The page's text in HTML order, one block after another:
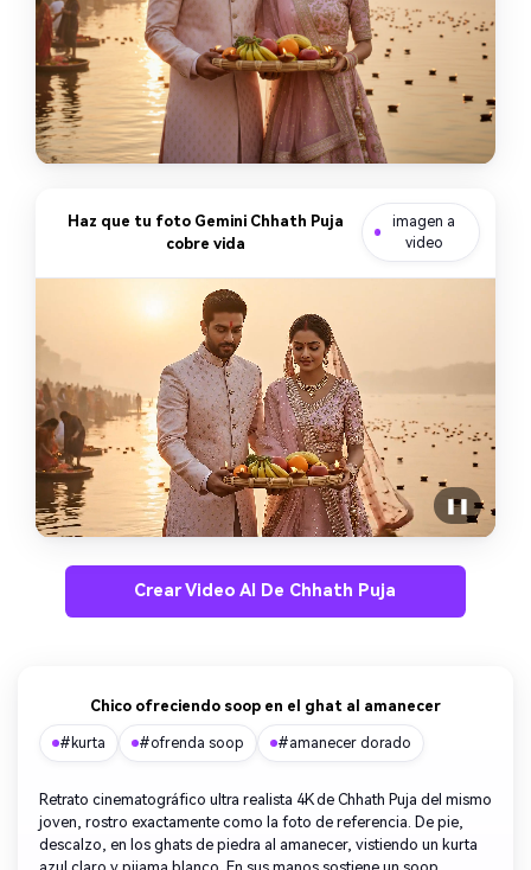
Haz que tu foto Gemini Chhath Puja
cobre vida
imagen a
video
❚❚
Crear Video AI De Chhath Puja
Chico ofreciendo soop en el ghat al amanecer
#kurta #ofrenda soop #amanecer dorado
Retrato cinematográfico ultra realista 4K de Chhath Puja del mismo
joven, rostro exactamente como la foto de referencia. De pie,
descalzo, en los ghats de piedra al amanecer, vistiendo un kurta